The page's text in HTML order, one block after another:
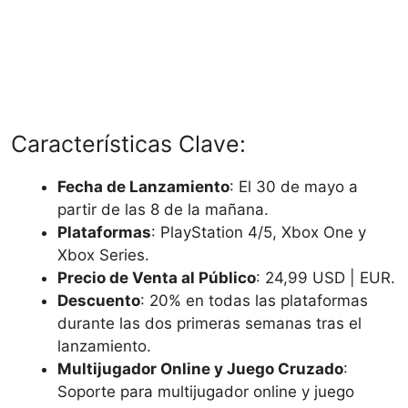
Características Clave:
Fecha de Lanzamiento: El 30 de mayo a
partir de las 8 de la mañana.
Plataformas: PlayStation 4/5, Xbox One y
Xbox Series.
Precio de Venta al Público: 24,99 USD | EUR.
Descuento: 20% en todas las plataformas
durante las dos primeras semanas tras el
lanzamiento.
Multijugador Online y Juego Cruzado:
Soporte para multijugador online y juego